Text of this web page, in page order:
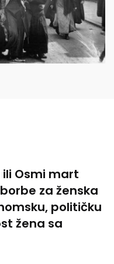
Osmi mart
za ženska
političku
žena sa